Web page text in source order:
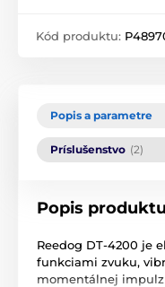
Kód produktu:
Popis a parametre
Príslušenstvo (2)
Popis produktu
Reedog DT-4200 je
funkciami zvuku,
momentálnej impulz